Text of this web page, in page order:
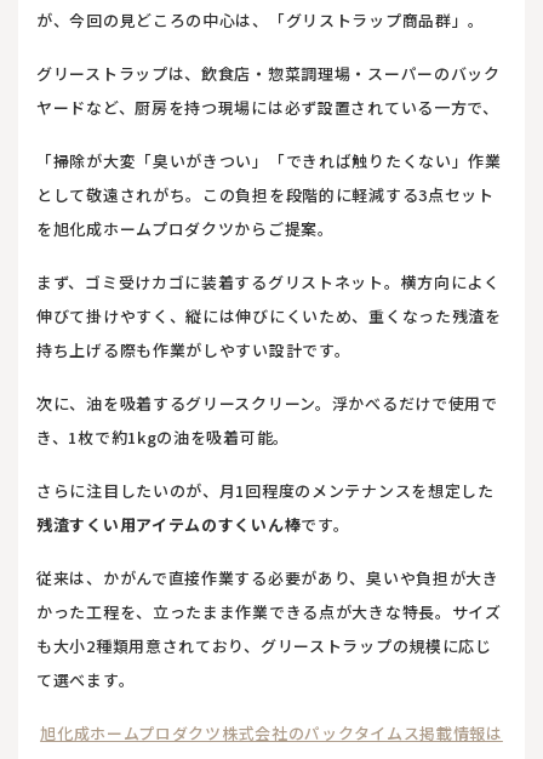
が、今回の見どころの中心は、「グリストラップ商品群」。
グリーストラップは、飲食店・惣菜調理場・スーパーのバック
ヤードなど、厨房を持つ現場には必ず設置されている一方で、
「掃除が大変「臭いがきつい」「できれば触りたくない」作業
として敬遠されがち。この負担を段階的に軽減する3点セット
を旭化成ホームプロダクツからご提案。
まず、ゴミ受けカゴに装着するグリストネット。横方向によく
伸びて掛けやすく、縦には伸びにくいため、重くなった残渣を
持ち上げる際も作業がしやすい設計です。
次に、油を吸着するグリースクリーン。浮かべるだけで使用で
き、1枚で約1kgの油を吸着可能。
さらに注目したいのが、月1回程度のメンテナンスを想定した
残渣すくい用アイテムのすくいん棒です。
従来は、かがんで直接作業する必要があり、臭いや負担が大き
かった工程を、立ったまま作業できる点が大きな特長。サイズ
も大小2種類用意されており、グリーストラップの規模に応じ
て選べます。
旭化成ホームプロダクツ株式会社のパックタイムス掲載情報は